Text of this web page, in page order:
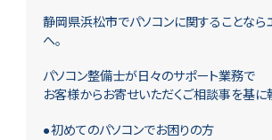
静岡県浜松市でパソコンに関することなら
へ。
パソコン整備士が日々のサポート業務で
お客様からお寄せいただくご相談事を基に
●初めてのパソコンでお困りの方